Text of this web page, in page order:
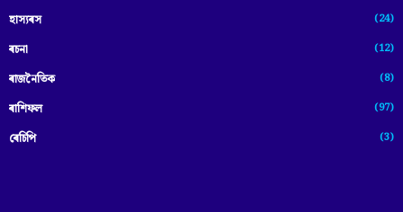
হাস্যৰস (24)
ৰচনা (12)
ৰাজনৈতিক (8)
ৰাশিফল (97)
ৰেচিপি (3)